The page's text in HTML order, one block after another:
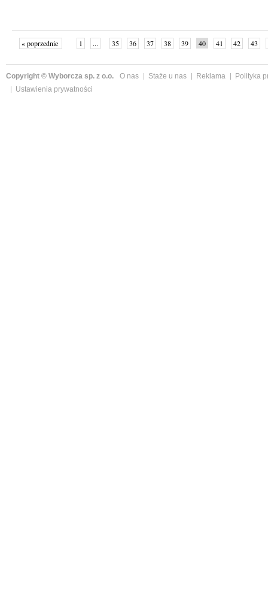
« poprzednie 1 ... 35 36 37 38 39 40 41 42 43
Copyright © Wyborcza sp. z o.o. O nas Staże u nas Reklama
Polityka
Ustawienia prywatności